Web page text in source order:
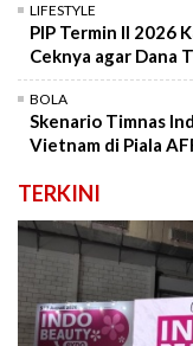
LIFESTYLE
PIP Termin II 2026
Ceknya agar Dana
BOLA
Skenario Timnas
Vietnam di Piala
TERKINI